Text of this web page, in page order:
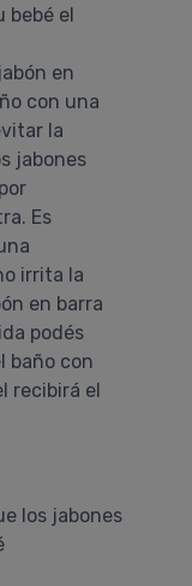
bebé el
en
con una
la
jabones
Es
irrita la
en barra
podés
baño con
recibirá el
los jabones